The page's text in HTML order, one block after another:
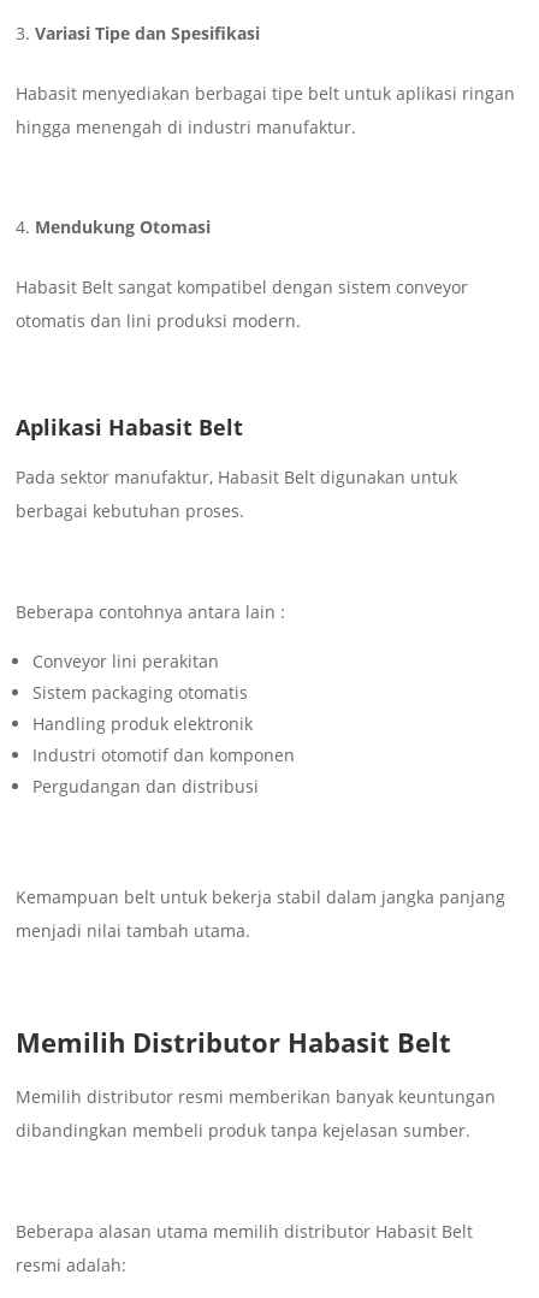
Variasi Tipe dan Spesifikasi
Habasit menyediakan berbagai tipe belt untuk aplikasi ringan
hingga menengah di industri manufaktur.
Mendukung Otomasi
Habasit Belt sangat kompatibel dengan sistem conveyor
otomatis dan lini produksi modern.
Aplikasi Habasit Belt
Pada sektor manufaktur, Habasit Belt digunakan untuk
berbagai kebutuhan proses.
Beberapa contohnya antara lain :
Conveyor lini perakitan
Sistem packaging otomatis
Handling produk elektronik
Industri otomotif dan komponen
Pergudangan dan distribusi
Kemampuan belt untuk bekerja stabil dalam jangka panjang
menjadi nilai tambah utama.
Memilih Distributor Habasit Belt
Memilih distributor resmi memberikan banyak keuntungan
dibandingkan membeli produk tanpa kejelasan sumber.
Beberapa alasan utama memilih distributor Habasit Belt
resmi adalah: